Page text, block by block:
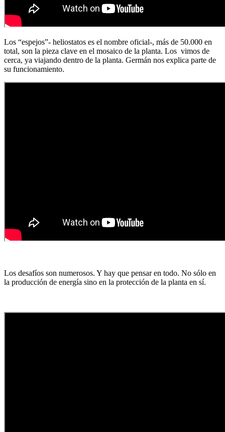
Los “espejos”- heliostatos es el nombre oficial-, más de 50.000 en
total, son la pieza clave en el mosaico de la planta. Los vimos de
cerca, ya viajando dentro de la planta. Germán nos explica parte de
su funcionamiento.
Los desafíos son numerosos. Y hay que pensar en todo. No sólo en
la producción de energía sino en la protección de la planta en sí.